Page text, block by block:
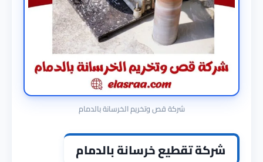
شركة قص وتخريم الخرسانة بالدمام
شركة تقطيع خرسانة بالدمام